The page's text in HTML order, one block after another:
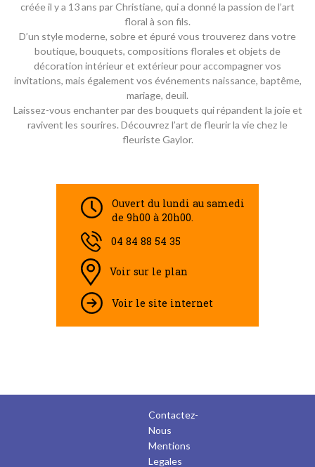
créée il y a 13 ans par Christiane, qui a donné la passion de l’art
floral à son fils.
D’un style moderne, sobre et épuré vous trouverez dans votre
boutique, bouquets, compositions florales et objets de
décoration intérieur et extérieur pour accompagner vos
invitations, mais également vos événements naissance, baptême,
mariage, deuil.
Laissez-vous enchanter par des bouquets qui répandent la joie et
ravivent les sourires. Découvrez l’art de fleurir la vie chez le
fleuriste Gaylor.
Ouvert du lundi au samedi
de 9h00 à 20h00.
04 84 88 54 35
Voir sur le plan
Voir le site internet
Contactez-
Nous
Mentions
Legales